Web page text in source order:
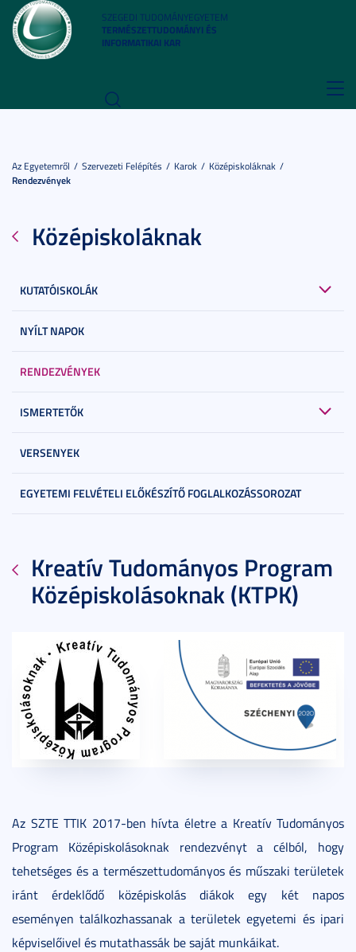
SZEGEDI TUDOMÁNYEGYETEM
TERMÉSZETTUDOMÁNYI ÉS
INFORMATIKAI KAR
Az Egyetemről Szervezeti Felépítés Karok
Középiskoláknak
Rendezvények
Középiskoláknak
KUTATÓISKOLÁK
NYÍLT NAPOK
RENDEZVÉNYEK
ISMERTETŐK
VERSENYEK
EGYETEMI FELVÉTELI ELŐKÉSZÍTŐ FOGLALKOZÁSSOROZAT
Kreatív Tudományos Program
Középiskolásoknak (KTPK)
Az SZTE TTIK 2017-ben hívta életre a Kreatív Tudományos
Program Középiskolásoknak rendezvényt a célból, hogy
tehetséges és a természettudományos és műszaki területek
iránt érdeklődő középiskolás diákok egy két napos
eseményen találkozhassanak a területek egyetemi és ipari
képviselőivel és mutathassák be saját munkáikat.